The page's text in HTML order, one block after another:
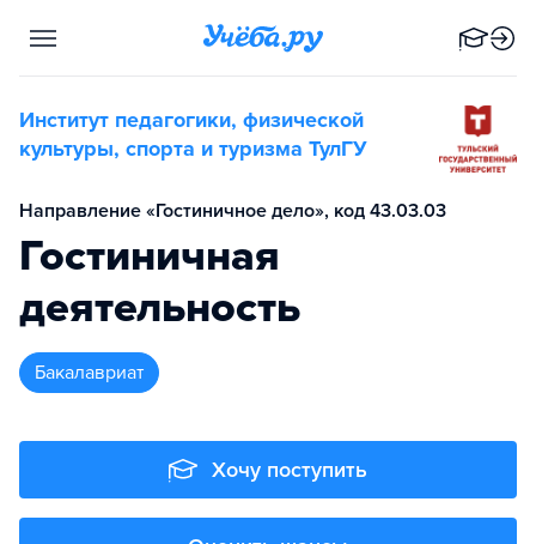
Институт педагогики, физической
культуры, спорта и туризма ТулГУ
Направление «Гостиничное дело», код 43.03.03
Гостиничная
деятельность
бакалавриат
Хочу поступить